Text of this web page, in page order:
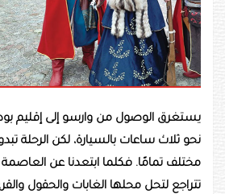
يستغرق الوصول من وارسو إلى إقليم
نحو ثلاث ساعات بالسيارة، لكن الرحلة
مختلف تمامًا. فكلما ابتعدنا عن العاصمة
تتراجع لتحل محلها الغابات والحقول